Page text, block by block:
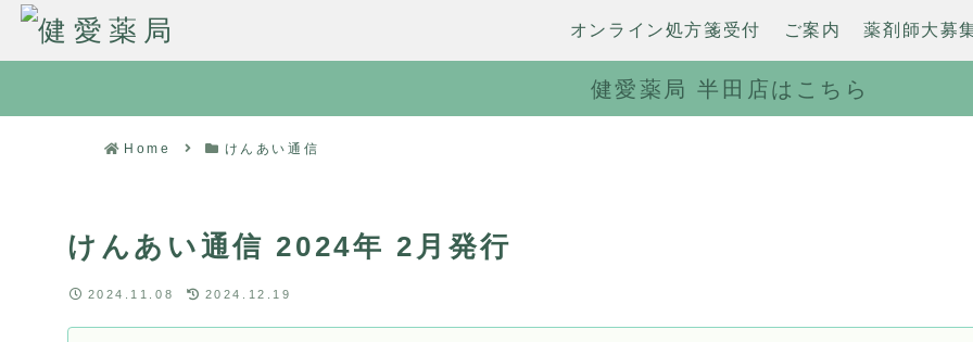
オンライン処方箋受付 ご案内 薬剤師大募
健愛薬局 半田店はこちら
Home けんあい通信
けんあい通信 2024年 2月発行
2024.11.08 2024.12.19